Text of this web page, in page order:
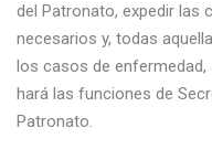
del Patronato, expedir las
necesarios y, todas
los casos de
hará las funciones de
Patronato.